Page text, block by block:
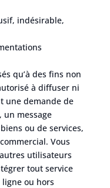
indésirable,
qu’à des fins non
à diffuser ni
une demande de
message
ou de services,
Vous
utilisateurs
tout service
ou hors